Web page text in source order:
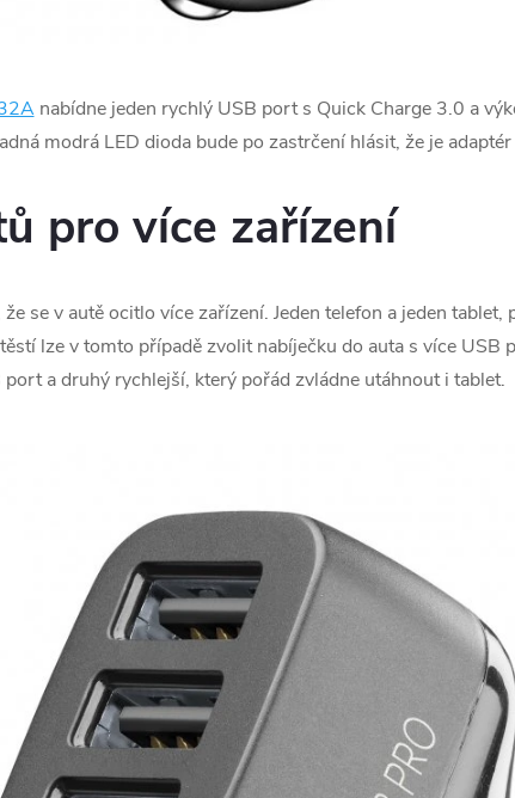
nabídne jeden rychlý USB port s Quick Charge 3.0 a
modrá LED dioda bude po zastrčení hlásit, že je
pro více zařízení
se v autě ocitlo více zařízení. Jeden telefon a jeden
lze v tomto případě zvolit nabíječku do auta s více USB
a druhý rychlejší, který pořád zvládne utáhnout i tablet.